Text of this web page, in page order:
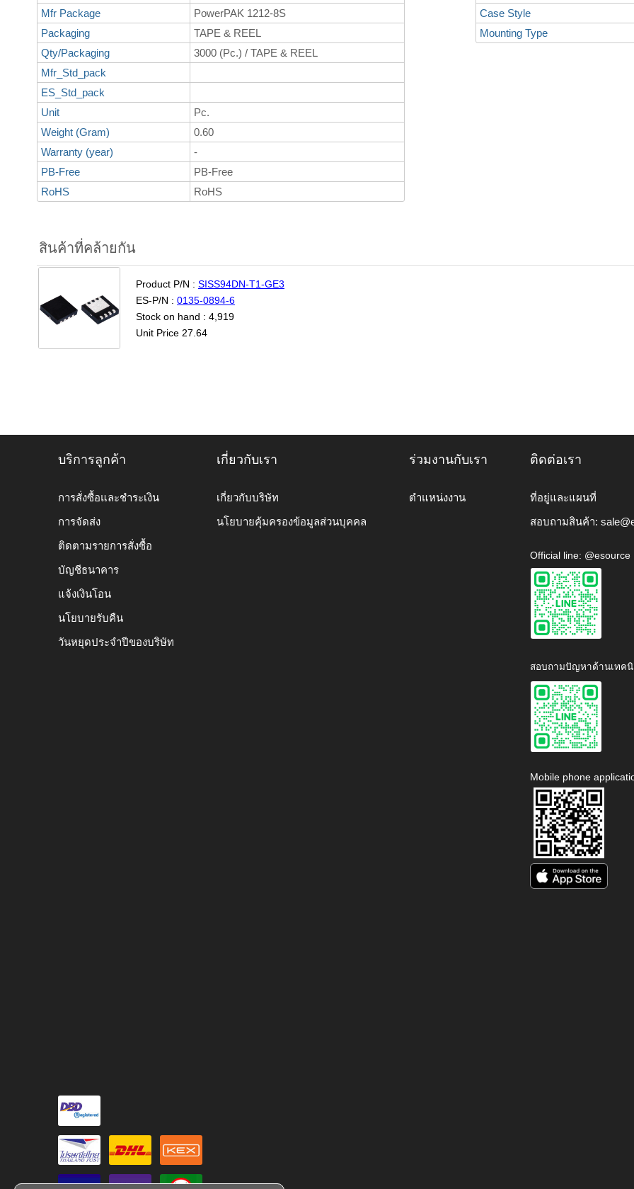
Mfr Package
PowerPAK 1212-8S
Packaging
TAPE & REEL
Qty/Packaging
3000 (Pc.) / TAPE & REEL
Mfr_Std_pack
ES_Std_pack
Unit
Pc.
Weight (Gram)
0.60
Warranty (year)
-
PB-Free
PB-Free
RoHS
RoHS
Case Style
Mounting Type
สินค้าที่คล้ายกัน
Product P/N : SISS94DN-T1-GE3
ES-P/N : 0135-0894-6
Stock on hand : 4,919
Unit Price 27.64
บริการลูกค้า
การสั่งซื้อและชำระเงิน
การจัดส่ง
ติดตามรายการสั่งซื้อ
บัญชีธนาคาร
แจ้งเงินโอน
นโยบายรับคืน
วันหยุดประจำปีของบริษัท
เกี่ยวกับเรา
เกี่ยวกับบริษัท
นโยบายคุ้มครองข้อมูลส่วนบุคคล
ร่วมงานกับเรา
ตำแหน่งงาน
ติดต่อเรา
ที่อยู่และแผนที่
สอบถามสินค้า:
Official line: @esource
สอบถามปัญหาด้านเทคนิ
Mobile phone